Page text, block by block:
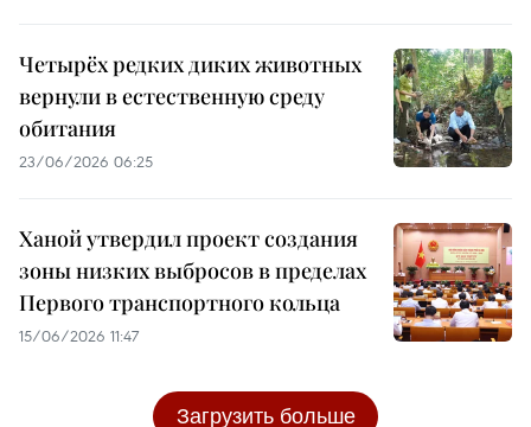
Четырёх редких диких животных
вернули в естественную среду
обитания
23/06/2026 06:25
Ханой утвердил проект создания
зоны низких выбросов в пределах
Первого транспортного кольца
15/06/2026 11:47
Загрузить больше